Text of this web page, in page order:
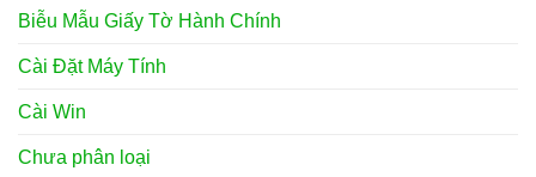
Biễu Mẫu Giấy Tờ Hành Chính
Cài Đặt Máy Tính
Cài Win
Chưa phân loại